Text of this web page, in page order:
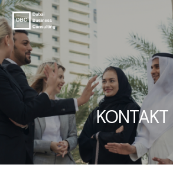
KONTAKT